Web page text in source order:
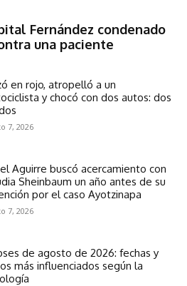
Fernández condenado
una paciente
en rojo, atropelló a un
y chocó con dos autos: dos
7, 2026
Aguirre buscó acercamiento con
Sheinbaum un año antes de su
por el caso Ayotzinapa
7, 2026
de agosto de 2026: fechas y
más influenciados según la